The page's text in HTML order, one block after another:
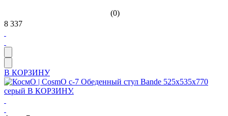
(0)
8 337
В КОРЗИНУ